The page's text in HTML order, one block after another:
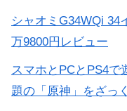
シャオミG34WQi 34
万9800円レビュー
スマホとPCとPS4
題の「原神」をざっ